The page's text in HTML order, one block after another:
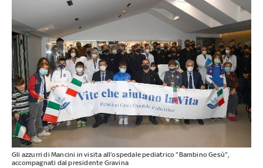
Gli azzurri di Mancini in visita all’ospedale pediatrico "Bambino Gesù",
accompagnati dal presidente Gravina